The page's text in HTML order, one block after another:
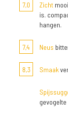
7,0
Zicht
is.
hangen.
7,4 Neus
8,3 Smaak